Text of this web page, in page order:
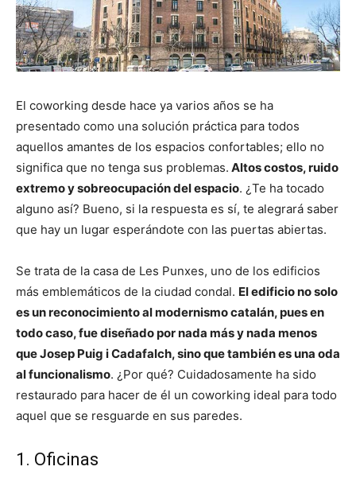
El coworking desde hace ya varios años se ha
presentado como una solución práctica para todos
aquellos amantes de los espacios confortables; ello no
significa que no tenga sus problemas. Altos costos, ruido
extremo y sobreocupación del espacio. ¿Te ha tocado
alguno así? Bueno, si la respuesta es sí, te alegrará saber
que hay un lugar esperándote con las puertas abiertas.
Se trata de la casa de Les Punxes, uno de los edificios
más emblemáticos de la ciudad condal. El edificio no solo
es un reconocimiento al modernismo catalán, pues en
todo caso, fue diseñado por nada más y nada menos
que Josep Puig i Cadafalch, sino que también es una oda
al funcionalismo. ¿Por qué? Cuidadosamente ha sido
restaurado para hacer de él un coworking ideal para todo
aquel que se resguarde en sus paredes.
1. Oficinas